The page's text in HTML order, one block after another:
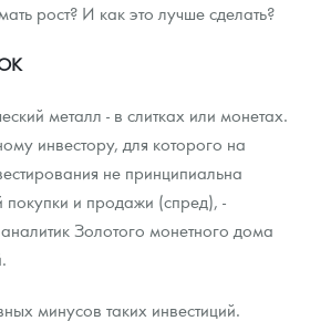
рост? И как это лучше сделать?
металл - в слитках или монетах.
инвестору, для которого на
не принципиальна
и продажи (спред), -
Золотого монетного дома
минусов таких инвестиций.